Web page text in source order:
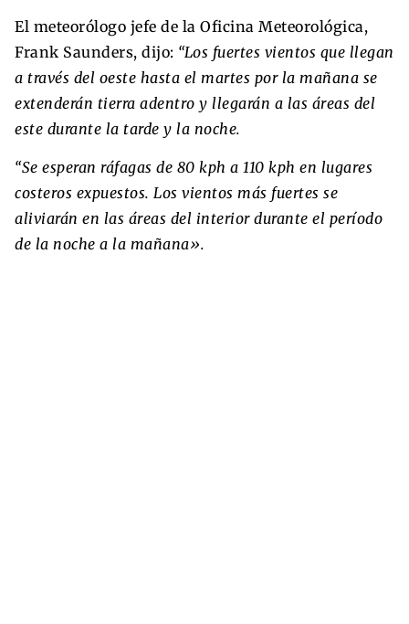
El meteorólogo jefe de la Oficina Meteorológica,
Frank Saunders, dijo: “Los fuertes vientos que llegan
a través del oeste hasta el martes por la mañana se
extenderán tierra adentro y llegarán a las áreas del
este durante la tarde y la noche.
“Se esperan ráfagas de 80 kph a 110 kph en lugares
costeros expuestos. Los vientos más fuertes se
aliviarán en las áreas del interior durante el período
de la noche a la mañana».